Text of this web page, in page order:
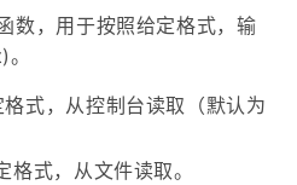
数，用于按照给定格式，输
式，从控制台读取（默认为
式，从文件读取。